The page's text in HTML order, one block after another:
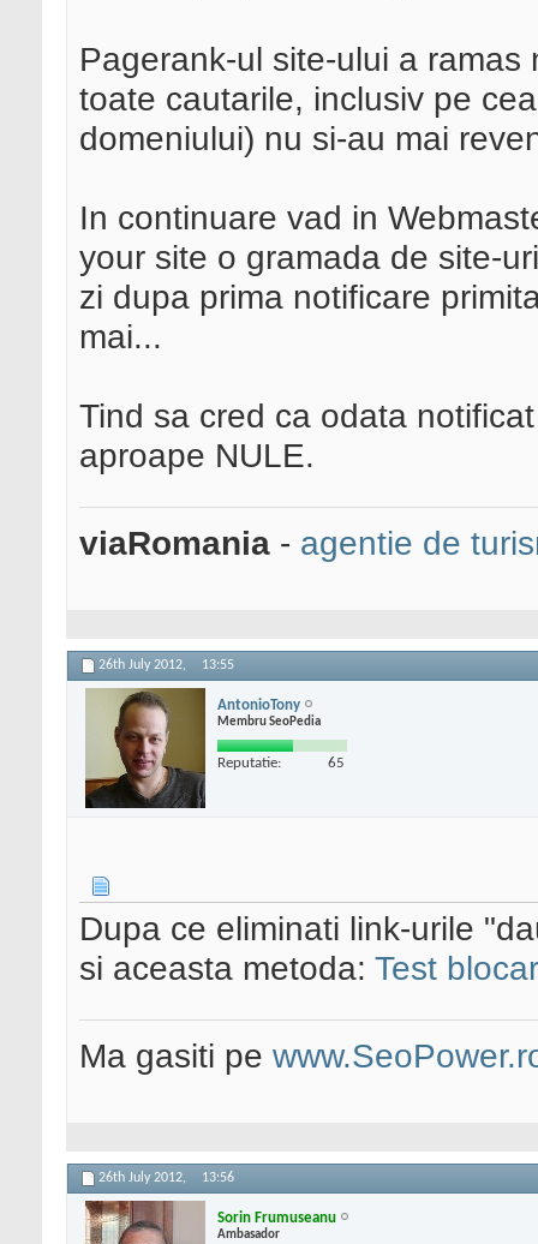
Pagerank-ul site-ului a
toate cautarile, inclusiv pe
domeniului) nu si-au mai
In continuare vad in
your site o gramada de site-
zi dupa prima notificare
mai...
Tind sa cred ca odata
aproape NULE.
viaRomania - agentie de
26th July 2012, 13:55
AntonioTony
Membru SeoPedia
Reputatie: 65
Dupa ce eliminati link-urile
si aceasta metoda: Test
Ma gasiti pe
26th July 2012, 13:56
Sorin Frumuseanu
Ambasador